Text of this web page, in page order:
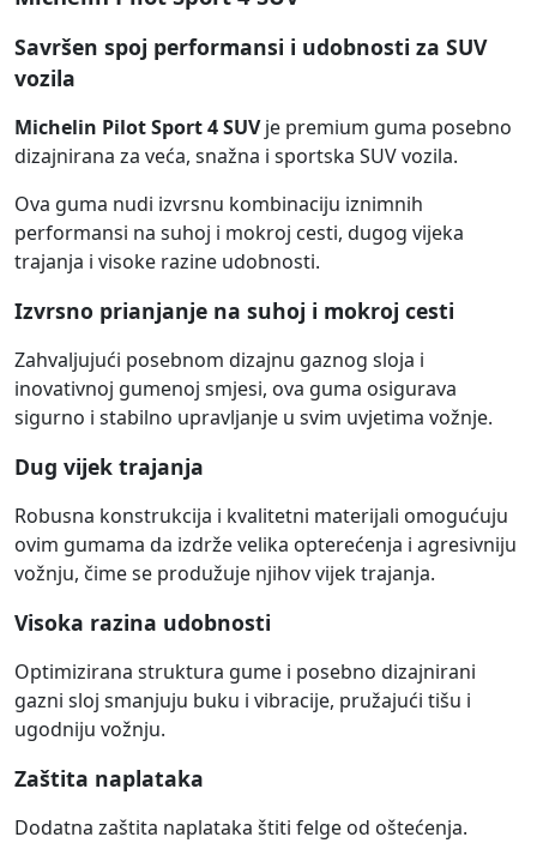
Savršen spoj performansi i udobnosti za SUV
vozila
Michelin Pilot Sport 4 SUVje premium guma posebno
dizajnirana za veća, snažna i sportska SUV vozila.
Ova guma nudi izvrsnu kombinaciju iznimnih
performansi na suhoj i mokroj cesti, dugog vijeka
trajanja i visoke razine udobnosti.
Izvrsno prianjanje na suhoj i mokroj cesti
Zahvaljujući posebnom dizajnu gaznog sloja i
inovativnoj gumenoj smjesi, ova guma osigurava
sigurno i stabilno upravljanje u svim uvjetima vožnje.
Dug vijek trajanja
Robusna konstrukcija i kvalitetni materijali omogućuju
ovim gumama da izdrže velika opterećenja i agresivniju
vožnju, čime se produžuje njihov vijek trajanja.
Visoka razina udobnosti
Optimizirana struktura gume i posebno dizajnirani
gazni sloj smanjuju buku i vibracije, pružajući tišu i
ugodniju vožnju.
Zaštita naplataka
Dodatna zaštita naplataka štiti felge od oštećenja.